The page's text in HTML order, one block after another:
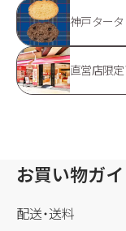
神戸ター
直営店限
お買い物ガ
配送・送料